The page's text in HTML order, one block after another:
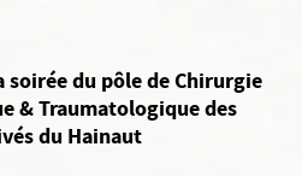
soirée du pôle de Chirurgie
& Traumatologique des
du Hainaut